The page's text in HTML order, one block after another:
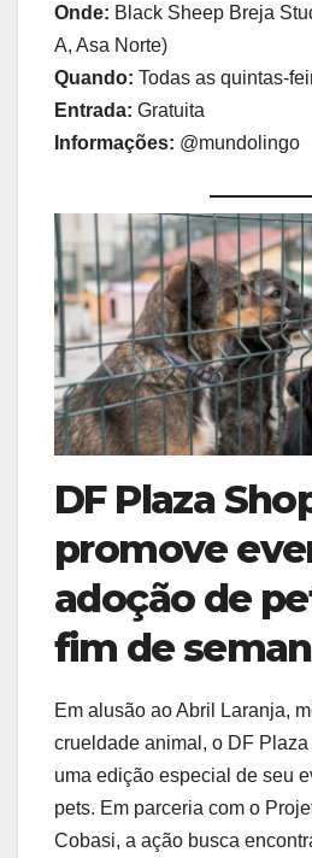
Onde: Black Sheep Breja
A, Asa Norte)
Quando: Todas as quintas-
Entrada: Gratuita
Informações: @mundolingo
DF Plaza
promove
adoção de
fim de
Em alusão ao Abril Laranja,
crueldade animal, o DF
uma edição especial de seu
pets. Em parceria com o
Cobasi, a ação busca